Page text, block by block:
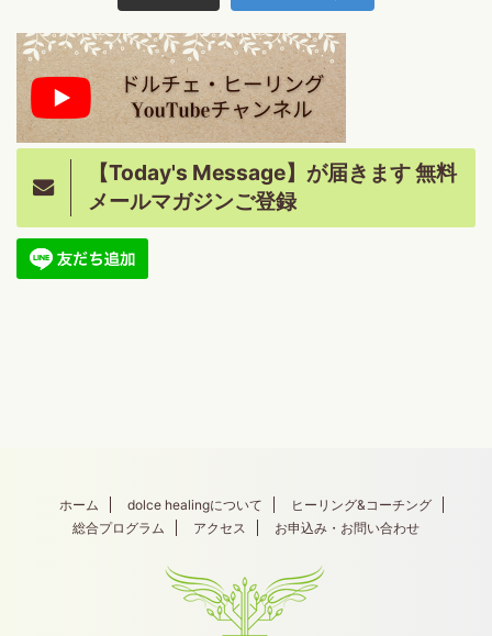
【Today's Message】が届きます 無料
メールマガジンご登録
ホーム dolce healingについて
ヒーリング&コーチング
総合プログラム
アクセス お申込み・お問い合わせ